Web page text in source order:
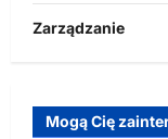
Zarządzanie
Mogą Cię